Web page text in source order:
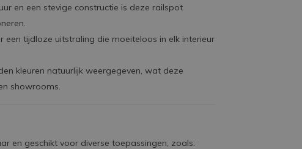
en een stevige constructie is deze railspot
tijdloze uitstraling die moeiteloos in elk interieur
kleuren natuurlijk weergegeven, wat deze
showrooms.
en geschikt voor diverse toepassingen, zoals: